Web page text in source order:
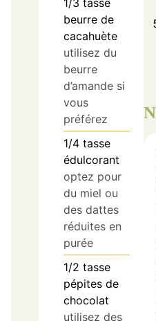
beurre de
cacahuète
utilisez du
beurre
d’amande si
vous
préférez
1/4 tasse
édulcorant
optez pour
du miel ou
des dattes
réduites en
purée
1/2 tasse
pépites de
chocolat
utilisez des